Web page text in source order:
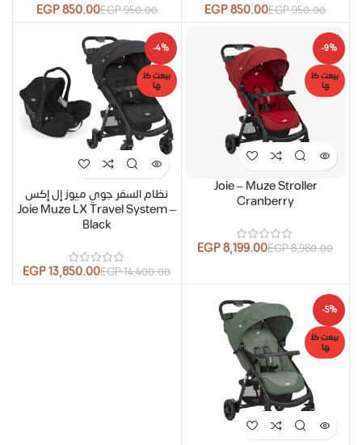
950.00
EGP
850.00
EGP
950.00
EGP
850.00
EGP
-9%
بيعت كل
ها
Joie – Muze Stroller
Cranberry
8,980.00
EGP
8,199.00
EGP
-4%
بيعت كل
ها
نظام السفر جوي ميوز إل إكس
Joie Muze LX Travel System –
Black
14,400.00
EGP
13,850.00
EGP
-5%
بيعت كل
ها